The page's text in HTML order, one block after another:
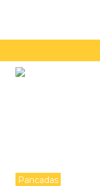
Pancadas